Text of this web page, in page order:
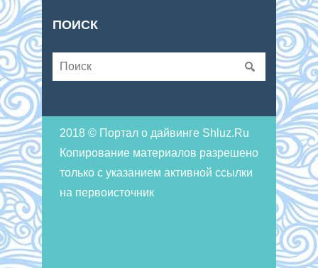
ПОИСК
2018 © Портал о дайвинге Shluz.Ru
Копирование материалов разрешено
только с указанием активной ссылки
на первоисточник